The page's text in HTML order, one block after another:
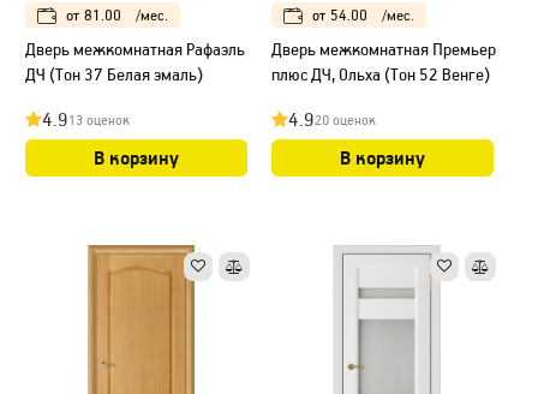
от 81.00 /мес.
Дверь межкомнатная Рафаэль
ДЧ (Тон 37 Белая эмаль)
4.913 оценок
В корзину
от 54.00 /мес.
Дверь межкомнатная Премьер
плюс ДЧ, Ольха (Тон 52 Венге)
4.920 оценок
В корзину